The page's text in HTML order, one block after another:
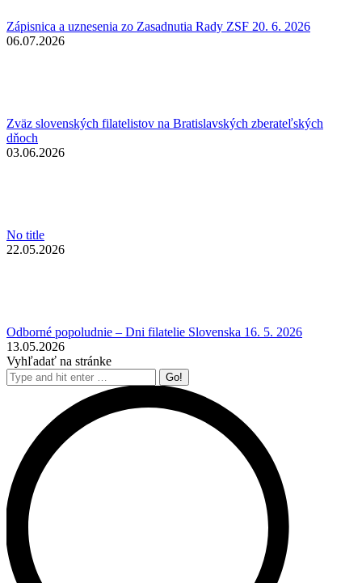
Zápisnica a uznesenia zo Zasadnutia Rady ZSF 20. 6. 2026
06.07.2026
Zväz slovenských filatelistov na Bratislavských zberateľských
dňoch
03.06.2026
No title
22.05.2026
Odborné popoludnie – Dni filatelie Slovenska 16. 5. 2026
13.05.2026
Vyhľadať na stránke
Search: